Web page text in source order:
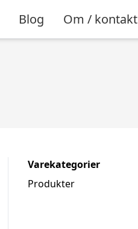
Blog Om / kontakt
Varekategorier
Produkter